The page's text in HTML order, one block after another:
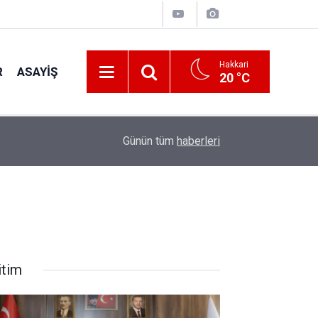
ASAYIŞ Hakkari
20 °C
Vali Taşyapan Kaymaklı Köyü’nü ziyaret etti
Günün tüm haberleri